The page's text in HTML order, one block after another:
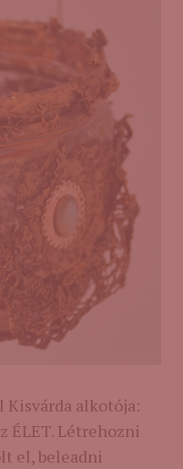
Kisvárda alkotója:
ÉLET. Létrehozni
el, beleadni